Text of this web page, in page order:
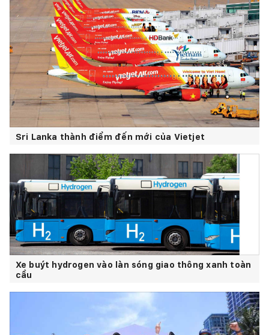
Sri Lanka thành điểm đến mới của Vietjet
Xe buýt hydrogen vào làn sóng giao thông xanh toàn
cầu